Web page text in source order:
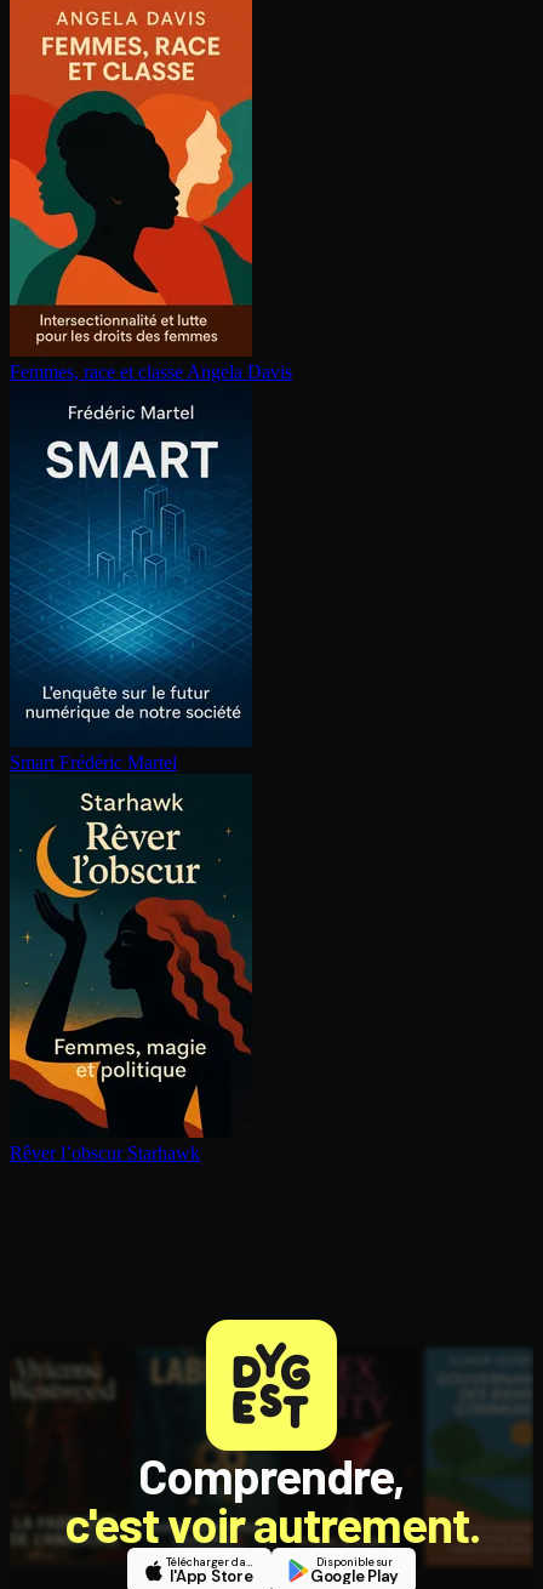
Femmes, race et classe Angela Davis
Smart Frédéric Martel
Rêver l’obscur Starhawk
Comprendre,
c'est voir autrement.
Télécharger dans
l'App Store
Disponible sur
Google Play